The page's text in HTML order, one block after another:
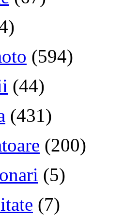
(594)
(44)
(431)
(200)
(5)
(7)